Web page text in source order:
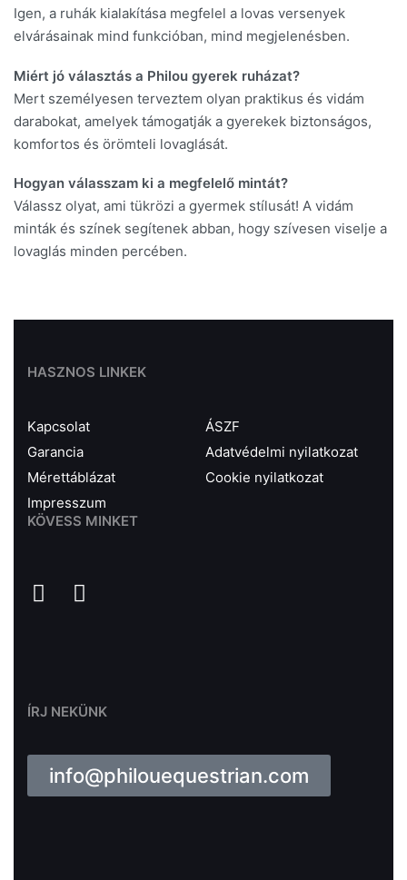
Igen, a ruhák kialakítása megfelel a lovas versenyek
elvárásainak mind funkcióban, mind megjelenésben.
Miért jó választás a Philou gyerek ruházat?
Mert személyesen terveztem olyan praktikus és vidám
darabokat, amelyek támogatják a gyerekek biztonságos,
komfortos és örömteli lovaglását.
Hogyan válasszam ki a megfelelő mintát?
Válassz olyat, ami tükrözi a gyermek stílusát! A vidám
minták és színek segítenek abban, hogy szívesen viselje a
lovaglás minden percében.
HASZNOS LINKEK
Kapcsolat
ÁSZF
Garancia
Adatvédelmi nyilatkozat
Mérettáblázat
Cookie nyilatkozat
Impresszum
KÖVESS MINKET
ÍRJ NEKÜNK
info@philouequestrian.com